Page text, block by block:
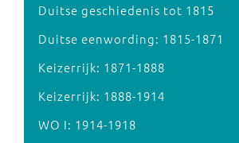
Duitse geschiedenis tot 1815
Duitse eenwording: 1815-1871
Keizerrijk: 1871-1888
Keizerrijk: 1888-1914
WO I: 1914-1918